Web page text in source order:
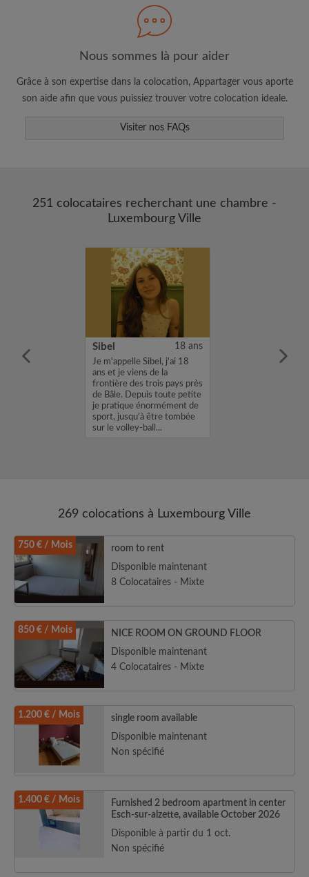
Faites une recherche selon ce qui vous
Consultez les chambres et les profils des
colocataires
Sauvegardez vos recherches
annonce correspondant à vos critères
exactement
Nous sommes là pour aider
Grâce à son expertise dans la colocation, Appartager vous aporte
son aide afin que vous puissiez trouver votre colocation ideale.
Visiter nos FAQs
251 colocataires recherchant une chambre -
Luxembourg Ville
Abde,
Sibel 18 ans
Je m'appelle Sibel, j'ai 18
ans et je viens de la
frontière des trois pays près
de Bâle. Depuis toute petite
je pratique énormément de
sport, jusqu'à être tombée
sur le volley-ball...
269 colocations à Luxembourg Ville
750 € / Mois
room to rent
Disponible maintenant
8 Colocataires - Mixte
850 € / Mois
NICE ROOM ON GROUND FLOOR
Disponible maintenant
4 Colocataires - Mixte
1.200 € / Mois
single room available
Disponible maintenant
Non spécifié
1.400 € / Mois
Furnished 2 bedroom apartment in center
Esch-sur-alzette, available October 2026
Disponible à partir du 1 oct.
Non spécifié